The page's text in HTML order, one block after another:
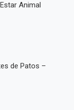
Animal
de Patos –